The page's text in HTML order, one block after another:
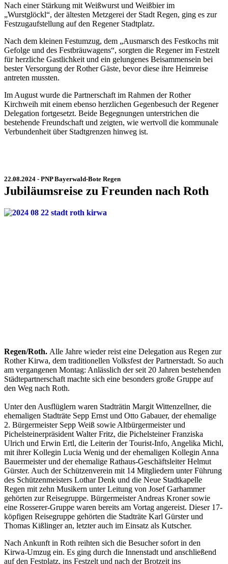
Nach einer Stärkung mit Weißwurst und Weißbier im
„Wurstglöckl“, der ältesten Metzgerei der Stadt Regen, ging es zur
Festzugaufstellung auf den Regener Stadtplatz.
Nach dem kleinen Festumzug, dem „Ausmarsch des Festkochs mit
Gefolge und des Festbräuwagens“, sorgten die Regener im Festzelt
für herzliche Gastlichkeit und ein gelungenes Beisammensein bei
bester Versorgung der Rother Gäste, bevor diese ihre Heimreise
antreten mussten.
Im August wurde die Partnerschaft im Rahmen der Rother
Kirchweih mit einem ebenso herzlichen Gegenbesuch der Regener
Delegation fortgesetzt. Beide Begegnungen unterstrichen die
bestehende Freundschaft und zeigten, wie wertvoll die kommunale
Verbundenheit über Stadtgrenzen hinweg ist.
22.08.2024 - PNP Bayerwald-Bote Regen
Jubiläumsreise zu Freunden nach Roth
Regen/Roth. Alle Jahre wieder reist eine Delegation aus Regen zur
Rother Kirwa, dem traditionellen Volksfest der Partnerstadt. So auch
am vergangenen Montag: Anlässlich der seit 20 Jahren bestehenden
Städtepartnerschaft machte sich eine besonders große Gruppe auf
den Weg nach Roth.
Unter den Ausflüglern waren Stadträtin Margit Wittenzellner, die
ehemaligen Stadträte Sepp Ernst und Otto Gabauer, der ehemalige
2. Bürgermeister Sepp Weiß sowie Altbürgermeister und
Pichelsteinerpräsident Walter Fritz, die Pichelsteiner Franziska
Ulrich und Erwin Ertl, die Leiterin der Tourist-Info, Angelika Michl,
mit ihrer Kollegin Lucia Wenig und der ehemaligen Kollegin Anna
Bauermeister und der ehemalige Rathaus-Geschäftsleiter Helmut
Gürster. Auch der Schützenverein mit 14 Mitgliedern unter Führung
des Schützenmeisters Lothar Denk und die Neue Stadtkapelle
Regen mit zehn Musikern unter Leitung von Josef Garhammer
gehörten zur Reisegruppe. Bürgermeister Andreas Kroner sowie
eine Rosserer-Gruppe waren bereits am Vortag angereist. Dieser 17-
köpfigen Reisegruppe gehörten die Stadträte Karl Gürster und
Thomas Kißlinger an, letzter auch im Einsatz als Kutscher.
Nach Ankunft in Roth reihten sich die Besucher sofort in den
Kirwa-Umzug ein. Es ging durch die Innenstadt und anschließend
auf den Festplatz, ins Festzelt und nach der Brotzeit ins